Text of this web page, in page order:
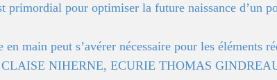
primordial pour optimiser la future naissance d’un
main peut s’avérer nécessaire pour les éléments
NIHERNE, ECURIE THOMAS